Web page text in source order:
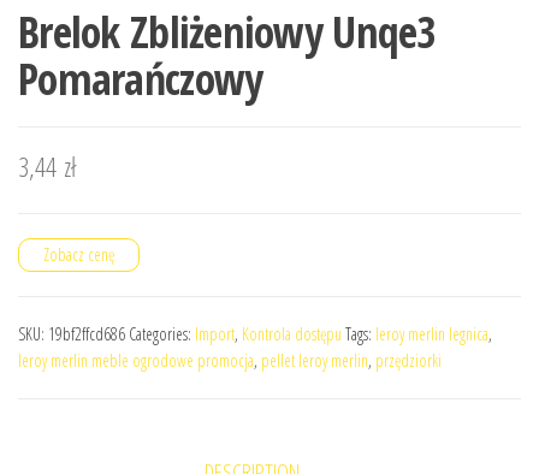
Brelok Zbliżeniowy Unqe3
Pomarańczowy
3,44 zł
Zobacz cenę
SKU: 19bf2ffcd686 Categories: Import, Kontrola dostępu Tags: leroy merlin legnica,
leroy merlin meble ogrodowe promocja, pellet leroy merlin, przędziorki